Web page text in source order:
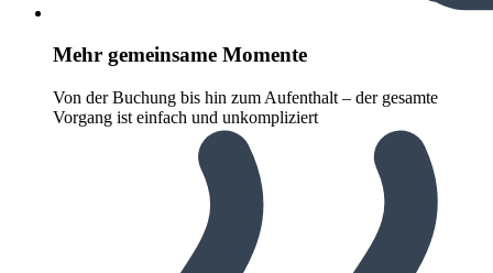
Mehr gemeinsame Momente
Von der Buchung bis hin zum Aufenthalt – der gesamte
Vorgang ist einfach und unkompliziert